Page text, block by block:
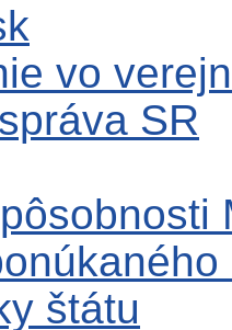
vo
SR
štátu